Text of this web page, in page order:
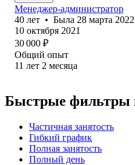
Менеджер-администратор
40 лет • Была 28 марта 2022
10 октября 2021
30 000 ₽
Общий опыт
11 лет 2 месяца
Быстрые фильтры
Частичная занятость
Гибкий график
Полная занятость
Полный день